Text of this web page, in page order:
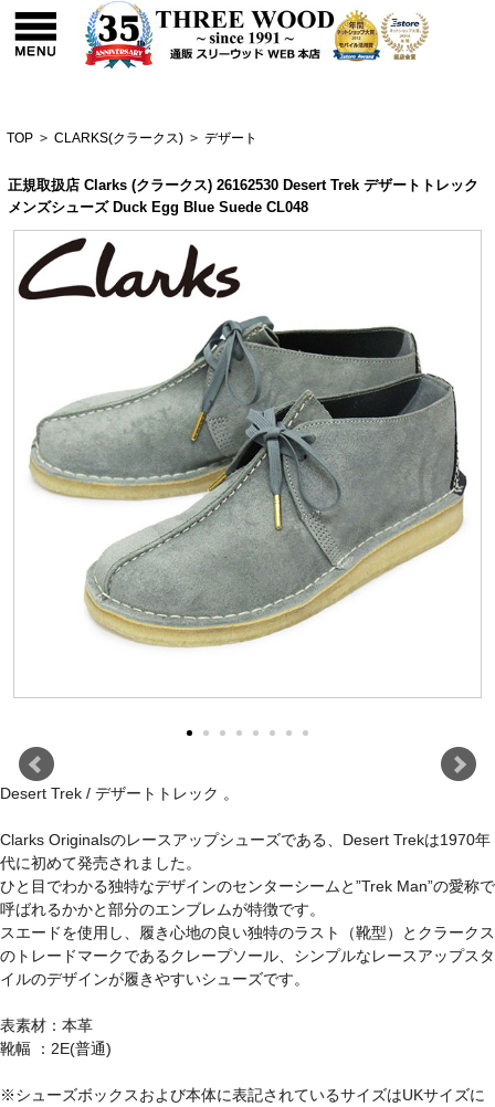
TOP > CLARKS(クラークス) > デザート
正規取扱店 Clarks (クラークス) 26162530 Desert Trek デザートトレック
メンズシューズ Duck Egg Blue Suede CL048
Desert Trek / デザートトレック 。
Clarks Originalsのレースアップシューズである、Desert Trekは1970年
代に初めて発売されました。
ひと目でわかる独特なデザインのセンターシームと”Trek Man”の愛称で
呼ばれるかかと部分のエンブレムが特徴です。
スエードを使用し、履き心地の良い独特のラスト（靴型）とクラークス
のトレードマークであるクレープソール、シンプルなレースアップスタ
イルのデザインが履きやすいシューズです。
表素材：本革
靴幅 ：2E(普通)
※シューズボックスおよび本体に表記されているサイズはUKサイズに